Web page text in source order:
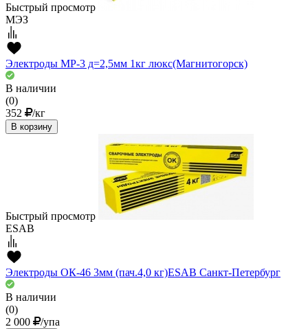
Быстрый просмотр
МЭЗ
Электроды МР-3 д=2,5мм 1кг люкс(Магнитогорск)
В наличии
(0)
352
/кг
В корзину
Быстрый просмотр
ESAB
Электроды ОК-46 3мм (пач.4,0 кг)ESAВ Санкт-Петербург
В наличии
(0)
2 000
/упа